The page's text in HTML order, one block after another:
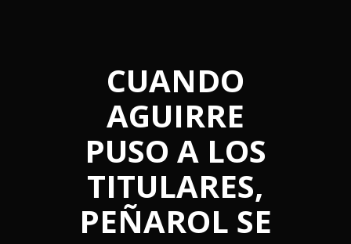
CUANDO
AGUIRRE
PUSO A LOS
TITULARES,
PEÑAROL SE